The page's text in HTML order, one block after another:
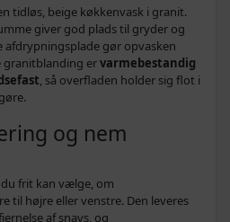
tidløs, beige køkkenvask i granit.
giver god plads til gryder og
afdrypningsplade gør opvasken
granitblanding ervarmebestandig
, så overfladen holder sig flot i
og nem
frit kan vælge, om
til højre eller venstre. Den leveres
af snavs, og